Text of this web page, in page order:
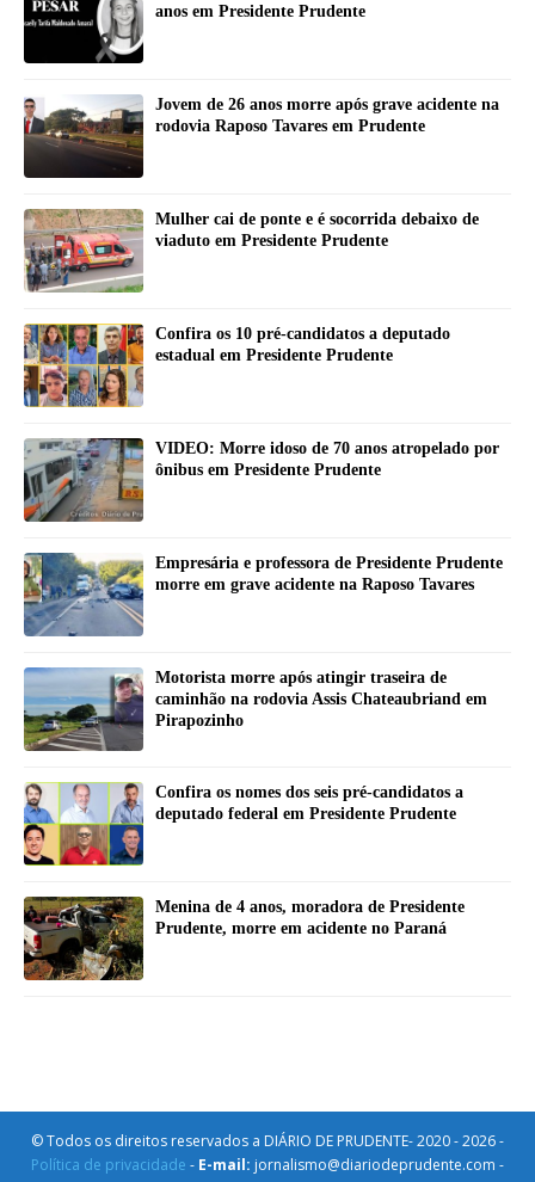
anos em Presidente Prudente
Jovem de 26 anos morre após grave acidente na
rodovia Raposo Tavares em Prudente
Mulher cai de ponte e é socorrida debaixo de
viaduto em Presidente Prudente
Confira os 10 pré-candidatos a deputado
estadual em Presidente Prudente
VIDEO: Morre idoso de 70 anos atropelado por
ônibus em Presidente Prudente
Empresária e professora de Presidente Prudente
morre em grave acidente na Raposo Tavares
Motorista morre após atingir traseira de
caminhão na rodovia Assis Chateaubriand em
Pirapozinho
Confira os nomes dos seis pré-candidatos a
deputado federal em Presidente Prudente
Menina de 4 anos, moradora de Presidente
Prudente, morre em acidente no Paraná
© Todos os direitos reservados a DIÁRIO DE PRUDENTE- 2020 - 2026 -
Política de privacidade - E-mail: jornalismo@diariodeprudente.com -